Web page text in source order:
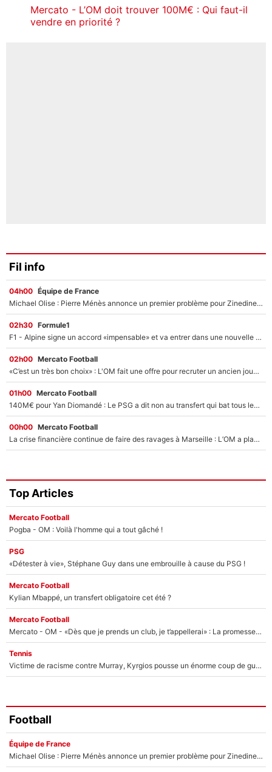
Mercato - L’OM doit trouver 100M€ : Qui faut-il
vendre en priorité ?
Fil info
04h00 Équipe de France
Michael Olise : Pierre Ménès annonce un premier problème pour Zinedine Zidane en équipe de France
02h30 Formule1
F1 - Alpine signe un accord «impensable» et va entrer dans une nouvelle dimension : Grande nouvelle pour Pierre Gasly !
02h00 Mercato Football
«C’est un très bon choix» : L'OM fait une offre pour recruter un ancien joueur du PSG... et c'est validé dans l'After Foot !
01h00 Mercato Football
140M€ pour Yan Diomandé : Le PSG a dit non au transfert qui bat tous les records sur le mercato
00h00 Mercato Football
La crise financière continue de faire des ravages à Marseille : L’OM a placé 12 joueurs sur le marché des transferts… et ça pourrait lui rapporter près de 100M€ !
Top Articles
Mercato Football
Pogba - OM : Voilà l'homme qui a tout gâché !
PSG
«Détester à vie», Stéphane Guy dans une embrouille à cause du PSG !
Mercato Football
Kylian Mbappé, un transfert obligatoire cet été ?
Mercato Football
Mercato - OM - «Dès que je prends un club, je t’appellerai» : La promesse de Marcelino au moment de claquer la porte
Tennis
Victime de racisme contre Murray, Kyrgios pousse un énorme coup de gueule !
Football
Équipe de France
Michael Olise : Pierre Ménès annonce un premier problème pour Zinedine Zidane en équipe de France